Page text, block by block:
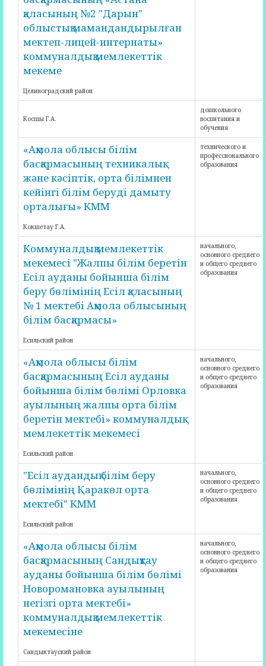
қаласының №2 "Дарын"
облыстық мамандандырылған
мектеп-лицей-интернаты»
коммуналдық мемлекеттік
мекеме
Целиноградский район
Косшы Г.А.
дошкольного
воспитания и
обучения
«Ақмола облысы білім
басқармасының техникалық
және кәсіптік, орта білімнен
кейінгі білім беруді дамыту
орталығы» КММ
Кокшетау Г.А.
технического и
профессионального
образования
Коммуналдық мемлекеттік
мекемесі "Жалпы білім беретін
Есіл ауданы бойынша білім
беру бөлімінің Есіл қаласының
№ 1 мектебі Ақмола облысының
білім басқармасы»
Есильский район
начального,
основного среднего
и общего среднего
образования
«Ақмола облысы білім
басқармасының Есіл ауданы
бойынша білім бөлімі Орловка
ауылының жалпы орта білім
беретін мектебі» коммуналдық
мемлекеттік мекемесі
Есильский район
начального,
основного среднего
и общего среднего
образования
"Есіл аудандық білім беру
бөлімінің Қаракөл орта
мектебі" КММ
Есильский район
начального,
основного среднего
и общего среднего
образования
«Ақмола облысы білім
басқармасының Сандықтау
ауданы бойынша білім бөлімі
Новоромановка ауылының
негізгі орта мектебі»
коммуналдық мемлекеттік
мекемесіне
Сандыктауский район
начального,
основного среднего
и общего среднего
образования